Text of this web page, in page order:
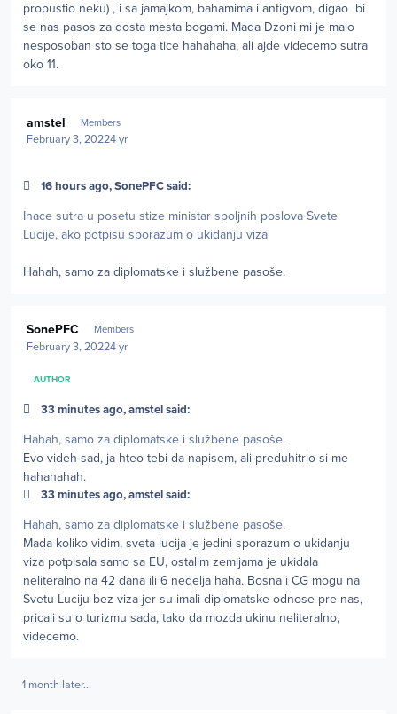
propustio neku) , i sa jamajkom, bahamima i antigvom, digao bi
se nas pasos za dosta mesta bogami. Mada Dzoni mi je malo
nesposoban sto se toga tice hahahaha, ali ajde videcemo sutra
oko 11.
amstel Members
February 3, 20224 yr
16 hours ago, SonePFC said:
Inace sutra u posetu stize ministar spoljnih poslova Svete
Lucije, ako potpisu sporazum o ukidanju viza
Hahah, samo za diplomatske i službene pasoše.
SonePFC Members
February 3, 20224 yr
AUTHOR
33 minutes ago, amstel said:
Hahah, samo za diplomatske i službene pasoše.
Evo videh sad, ja hteo tebi da napisem, ali preduhitrio si me
hahahahah.
33 minutes ago, amstel said:
Hahah, samo za diplomatske i službene pasoše.
Mada koliko vidim, sveta lucija je jedini sporazum o ukidanju
viza potpisala samo sa EU, ostalim zemljama je ukidala
neliteralno na 42 dana ili 6 nedelja haha. Bosna i CG mogu na
Svetu Luciju bez viza jer su imali diplomatske odnose pre nas,
pricali su o turizmu sada, tako da mozda ukinu neliteralno,
videcemo.
1 month later...